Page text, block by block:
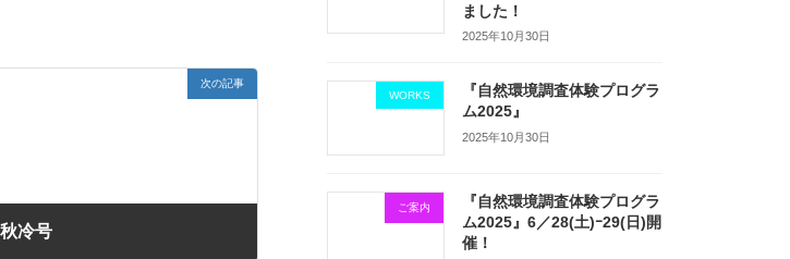
次の記事
冷号
ました！
2025年10月30日
WORKS
『自然環境調査体験プログラ
ム2025』
2025年10月30日
ご案内
『自然環境調査体験プログラ
ム2025』6／28(土)ｰ29(日)開
催！